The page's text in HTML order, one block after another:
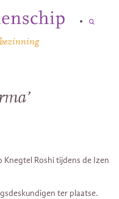
Knegtel Roshi tijdens de Izen
ter plaatse.